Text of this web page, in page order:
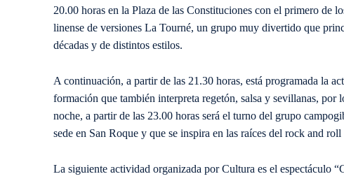
20.00 horas en la Plaza de las Constituciones con el primero de
linense de versiones La Tourné, un grupo muy divertido que
décadas y de distintos estilos.
A continuación, a partir de las 21.30 horas, está programada la
formación que también interpreta regetón, salsa y sevillanas, por
noche, a partir de las 23.00 horas será el turno del grupo
sede en San Roque y que se inspira en las raíces del rock and
La siguiente actividad organizada por Cultura es el espectáculo